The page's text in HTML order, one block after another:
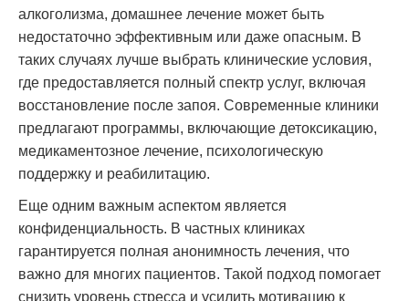
алкоголизма, домашнее лечение может быть
недостаточно эффективным или даже опасным. В
таких случаях лучше выбрать клинические условия,
где предоставляется полный спектр услуг, включая
восстановление после запоя. Современные клиники
предлагают программы, включающие детоксикацию,
медикаментозное лечение, психологическую
поддержку и реабилитацию.
Еще одним важным аспектом является
конфиденциальность. В частных клиниках
гарантируется полная анонимность лечения, что
важно для многих пациентов. Такой подход помогает
снизить уровень стресса и усилить мотивацию к